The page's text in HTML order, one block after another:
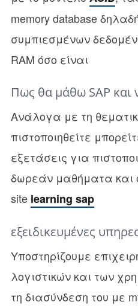
memory database
συμπιεσμένων
RΑΜ όσο είναι
Πως θα μάθω SAP και
Ανάλογα με τη
πιστοποιηθείτε
εξετάσεις για
δωρεάν μαθήματα και
site learning sap
εξειδικευμένες
Υποστηρίζουμε
λογιστικών και των
τη διασύνδεση του με